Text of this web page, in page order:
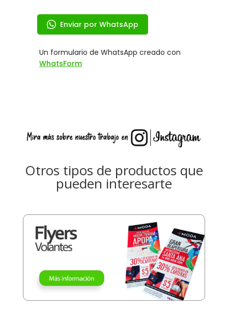
Otros tipos de productos que
pueden interesarte